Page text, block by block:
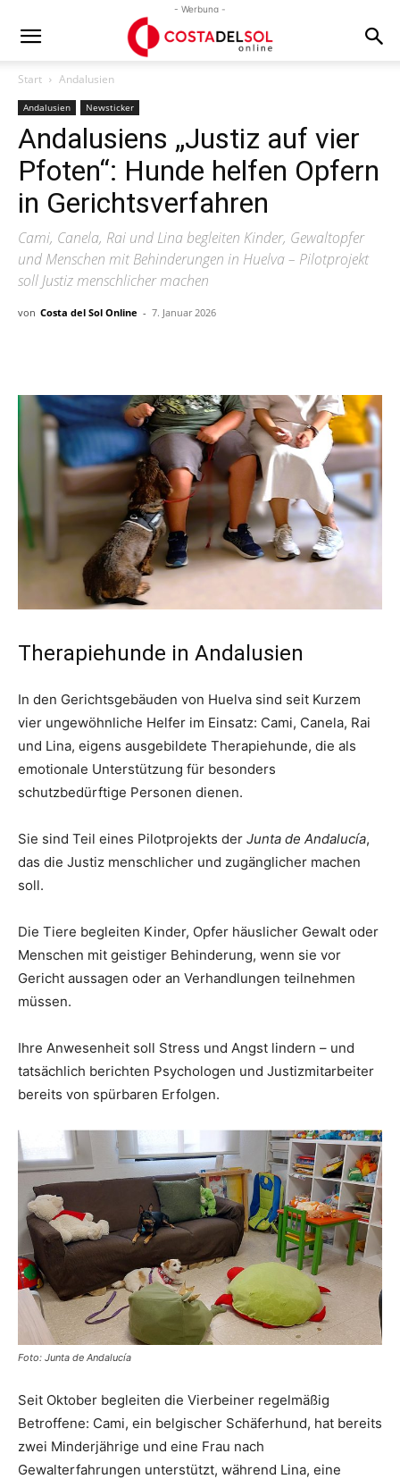
- Werbung -
Start Andalusien
Andalusien Newsticker
Andalusiens „Justiz auf vier
Pfoten“: Hunde helfen Opfern
in Gerichtsverfahren
Cami, Canela, Rai und Lina begleiten Kinder, Gewaltopfer
und Menschen mit Behinderungen in Huelva – Pilotprojekt
soll Justiz menschlicher machen
von Costa del Sol Online - 7. Januar 2026
Therapiehunde in Andalusien
In den Gerichtsgebäuden von Huelva sind seit Kurzem
vier ungewöhnliche Helfer im Einsatz: Cami, Canela, Rai
und Lina, eigens ausgebildete Therapiehunde, die als
emotionale Unterstützung für besonders
schutzbedürftige Personen dienen.
Sie sind Teil eines Pilotprojekts der Junta de Andalucía,
das die Justiz menschlicher und zugänglicher machen
soll.
Die Tiere begleiten Kinder, Opfer häuslicher Gewalt oder
Menschen mit geistiger Behinderung, wenn sie vor
Gericht aussagen oder an Verhandlungen teilnehmen
müssen.
Ihre Anwesenheit soll Stress und Angst lindern – und
tatsächlich berichten Psychologen und Justizmitarbeiter
bereits von spürbaren Erfolgen.
Foto: Junta de Andalucía
Seit Oktober begleiten die Vierbeiner regelmäßig
Betroffene: Cami, ein belgischer Schäferhund, hat bereits
zwei Minderjährige und eine Frau nach
Gewalterfahrungen unterstützt, während Lina, eine